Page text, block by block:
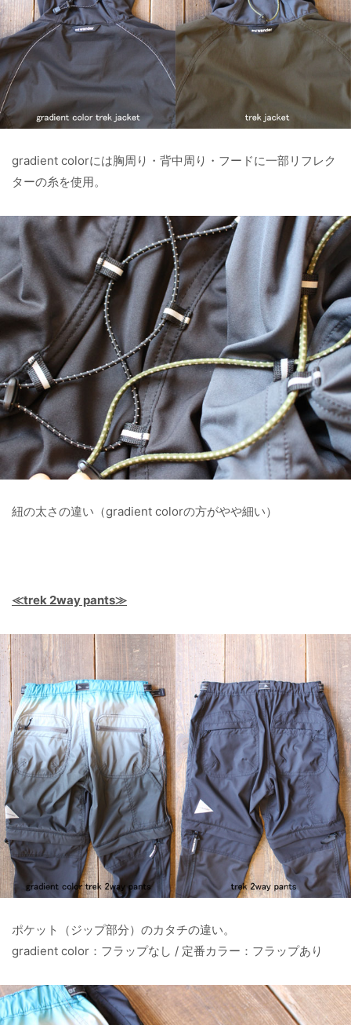
gradient colorには胸周り・背中周り・フードに一部リフレク
ターの糸を使用。
紐の太さの違い（gradient colorの方がやや細い）
≪trek 2way pants≫
ポケット（ジップ部分）のカタチの違い。
gradient color：フラップなし / 定番カラー：フラップあり